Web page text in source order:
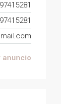
anuncio